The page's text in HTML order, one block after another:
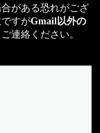
がある恐れがござ
すがGmail以外の
連絡ください。